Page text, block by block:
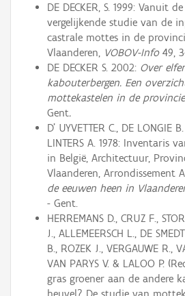
DE DECKER, S. 1999: Vanuit
vergelijkende studie van de
castrale mottes in de
Vlaanderen, VOBOV-Info49,
DE DECKER S. 2002: Over
kabouterbergen. Een
mottekastelen in de
Gent.
D' UYVETTER C., DE LONGIE
LINTERS A. 1978: Inventaris
in België, Architectuur,
Vlaanderen, Arrondissement
de eeuwen heen in
- Gent.
HERREMANS D., CRUZ F.,
J., ALLEMEERSCH L., DE
B., ROZEK J., VERGAUWE R.,
VAN PARYS V. & LALOO P.
gras groener aan de andere